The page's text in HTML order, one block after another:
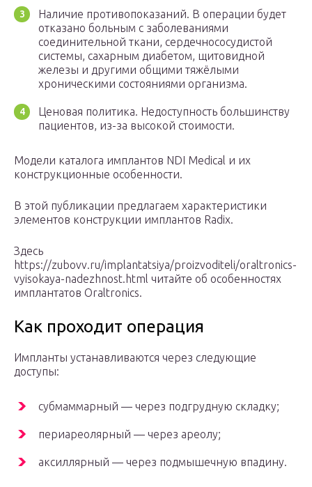
Наличие противопоказаний. В операции будет
отказано больным с заболеваниями
соединительной ткани, сердечнососудистой
системы, сахарным диабетом, щитовидной
железы и другими общими тяжёлыми
хроническими состояниями организма.
Ценовая политика. Недоступность большинству
пациентов, из-за высокой стоимости.
Модели каталога имплантов NDI Medical и их
конструкционные особенности.
В этой публикации предлагаем характеристики
элементов конструкции имплантов Radix.
Здесь
https://zubovv.ru/implantatsiya/proizvoditeli/oraltronics-
vyisokaya-nadezhnost.html читайте об особенностях
имплантатов Oraltronics.
Как проходит операция
Импланты устанавливаются через следующие
доступы:
субмаммарный — через подгрудную складку;
периареолярный — через ареолу;
аксиллярный — через подмышечную впадину.